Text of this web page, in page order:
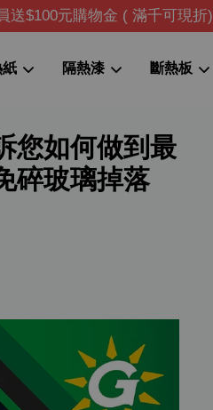
送$100元購物金 ( 滿千可現折)
紙 隔熱漆 斷熱板
您如何做到最
碎玻璃掉落
前還是空的。